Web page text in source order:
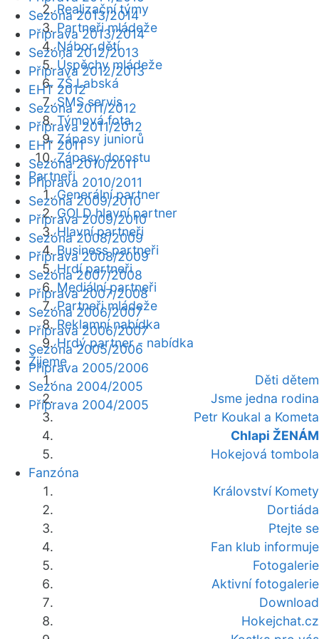
Realizační týmy
Partneři mládeže
Nábor dětí
Úspěchy mládeže
ZŠ Labská
SMS servis
Týmová fota
Zápasy juniorů
Zápasy dorostu
Partneři
Generální partner
GOLD hlavní partner
Hlavní partneři
Business partneři
Hrdí partneři
Mediální partneři
Partneři mládeže
Reklamní nabídka
Hrdý partner - nabídka
Žijeme
Děti dětem
Jsme jedna rodina
Petr Koukal a Kometa
Chlapi ŽENÁM
Hokejová tombola
Fanzóna
Království Komety
Dortiáda
Ptejte se
Fan klub informuje
Fotogalerie
Aktivní fotogalerie
Download
Hokejchat.cz
Sezóna 2013/2014
Příprava 2013/2014
Sezóna 2012/2013
Příprava 2012/2013
EHT 2012
Sezóna 2011/2012
Příprava 2011/2012
EHT 2011
Sezóna 2010/2011
Příprava 2010/2011
Sezóna 2009/2010
Příprava 2009/2010
Sezóna 2008/2009
Příprava 2008/2009
Sezóna 2007/2008
Příprava 2007/2008
Sezóna 2006/2007
Příprava 2006/2007
Sezóna 2005/2006
Příprava 2005/2006
Sezóna 2004/2005
Příprava 2004/2005